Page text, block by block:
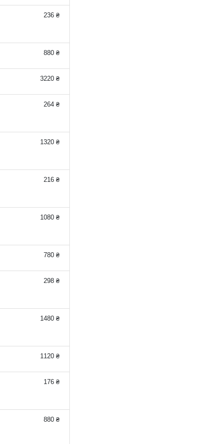
236 ₴
880 ₴
3220 ₴
264 ₴
1320 ₴
216 ₴
1080 ₴
780 ₴
298 ₴
1480 ₴
1120 ₴
176 ₴
880 ₴